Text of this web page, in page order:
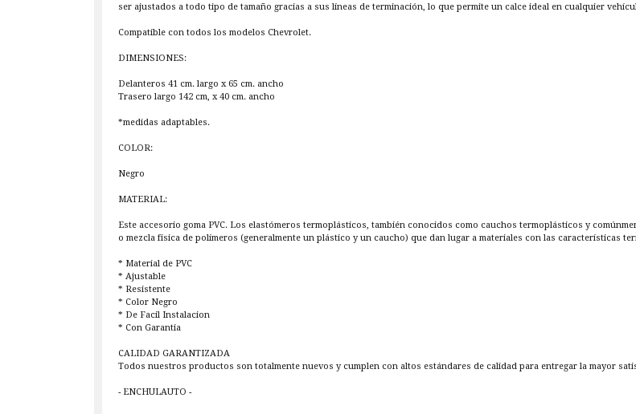
ser ajustados a todo tipo de tamaño gracias a sus líneas de terminación, lo que permite un calce ideal en cualquier
Compatible con todos los modelos Chevrolet.
DIMENSIONES:
Delanteros 41 cm. largo x 65 cm. ancho
Trasero largo 142 cm, x 40 cm. ancho
*medidas adaptables.
COLOR:
Negro
MATERIAL:
Este accesorio goma PVC. Los elastómeros termoplásticos, también conocidos como cauchos termoplásticos y
o mezcla física de polímeros (generalmente un plástico y un caucho) que dan lugar a materiales con las características
* Material de PVC
* Ajustable
* Resistente
* Color Negro
* De Facil Instalacion
* Con Garantia
CALIDAD GARANTIZADA
Todos nuestros productos son totalmente nuevos y cumplen con altos estándares de calidad para entregar la mayor
- ENCHULAUTO -